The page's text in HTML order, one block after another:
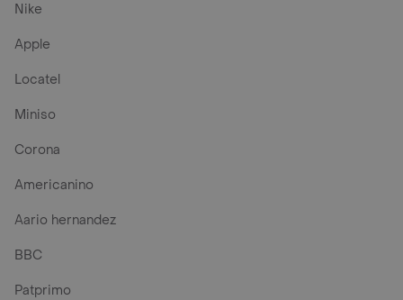
Nike
Apple
Locatel
Miniso
Corona
Americanino
Aario hernandez
BBC
Patprimo